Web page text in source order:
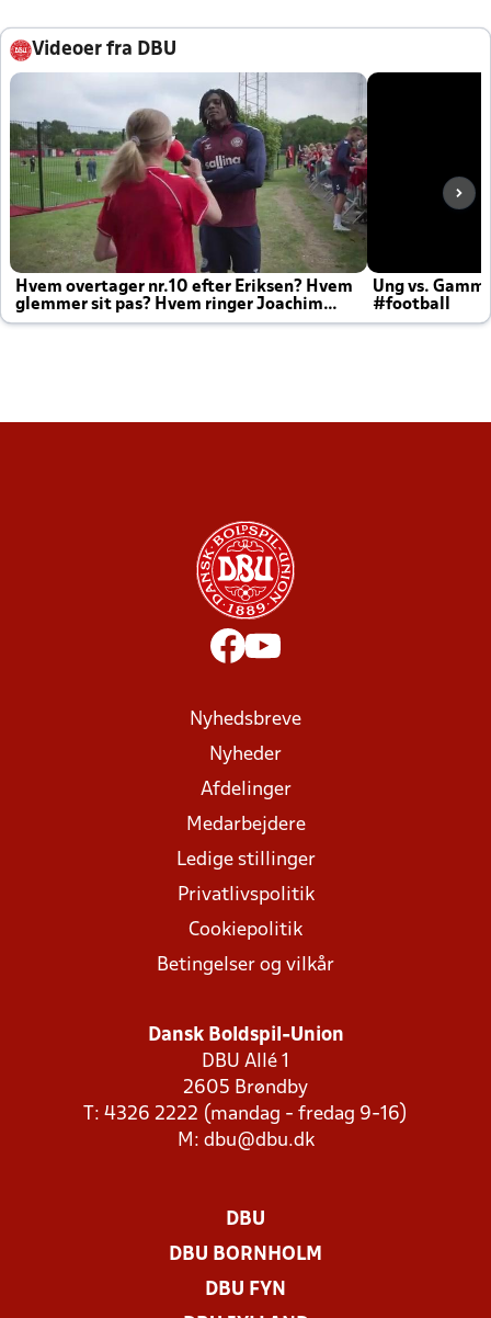
Videoer fra DBU
Hvem overtager nr.10 efter Eriksen? Hvem
glemmer sit pas? Hvem ringer Joachim
altid til efter kampe?
Ung vs.
#football
Nyhedsbreve
Nyheder
Afdelinger
Medarbejdere
Ledige stillinger
Privatlivspolitik
Cookiepolitik
Betingelser og vilkår
Dansk Boldspil-Union
DBU Allé 1
2605 Brøndby
T: 4326 2222 (mandag - fredag 9-16)
M: dbu@dbu.dk
DBU
DBU BORNHOLM
DBU FYN